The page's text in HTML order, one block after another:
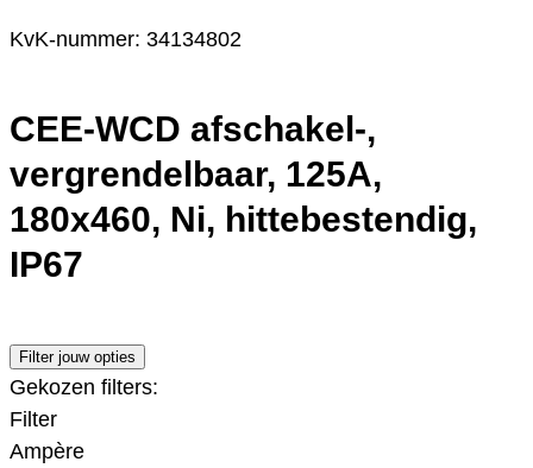
KvK-nummer: 34134802
CEE-WCD afschakel-,
vergrendelbaar, 125A,
180x460, Ni, hittebestendig,
IP67
Filter jouw opties
Gekozen filters:
Filter
Ampère